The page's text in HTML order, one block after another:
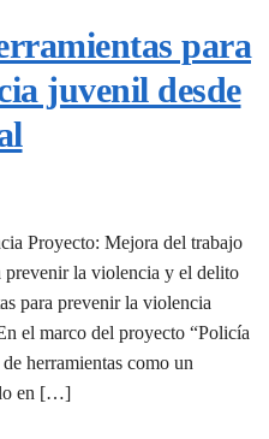
para
juvenil desde
Proyecto: Mejora del trabajo
prevenir la violencia y el delito
para prevenir la violencia
el marco del proyecto “Policía
herramientas como un
en […]